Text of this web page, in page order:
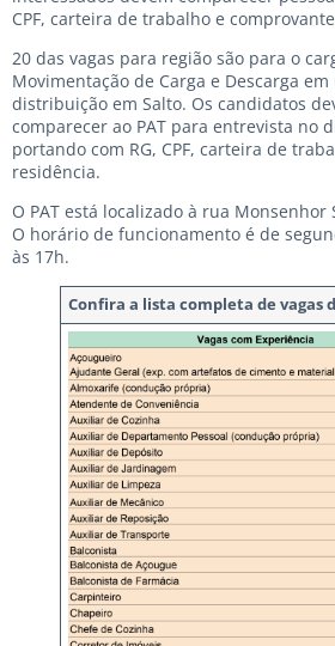
CPF, carteira de trabalho e
20 das vagas para região são para o
Movimentação de Carga e Descarga
distribuição em Salto. Os candidatos
comparecer ao PAT para entrevista no
portando com RG, CPF, carteira de
residência.
O PAT está localizado à rua Monsenhor
O horário de funcionamento é de
às 17h.
Confira a lista completa de vagas